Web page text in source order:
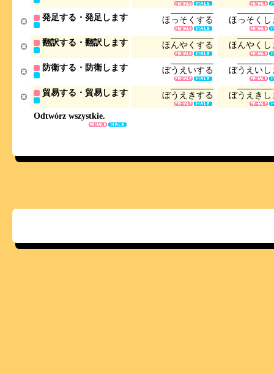
Odtwórz wszystkie.
発足する・発足します ほっそ く する ほっそ く し
翻訳する・翻訳します ほんやく する ほんやく し
防衛する・防衛します ぼう え いする ぼう え いし
貿易する・貿易します ぼう え きする ぼう え き し